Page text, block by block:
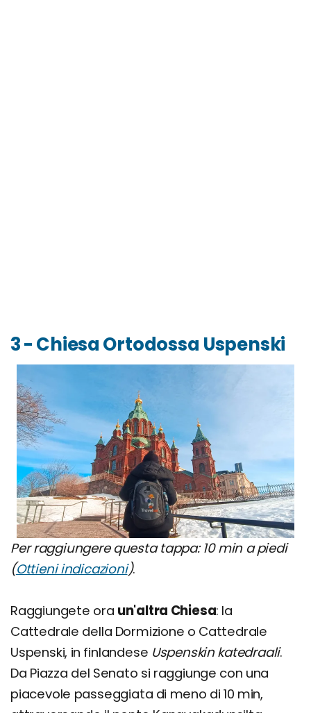
3 - Chiesa Ortodossa Uspenski
Per raggiungere questa tappa: 10 min a piedi
(Ottieni indicazioni).
Raggiungete ora un'altra Chiesa: la
Cattedrale della Dormizione o Cattedrale
Uspenski, in finlandese Uspenskin katedraali.
Da Piazza del Senato si raggiunge con una
piacevole passeggiata di meno di 10 min,